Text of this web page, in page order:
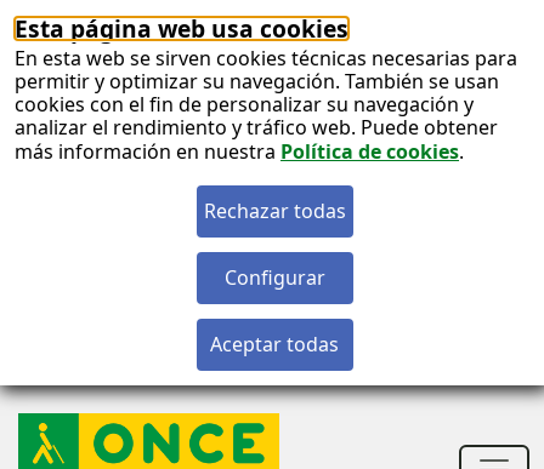
Esta página web usa cookies
En esta web se sirven cookies técnicas necesarias para
permitir y optimizar su navegación. También se usan
cookies con el fin de personalizar su navegación y
analizar el rendimiento y tráfico web. Puede obtener
más información en nuestra Política de cookies.